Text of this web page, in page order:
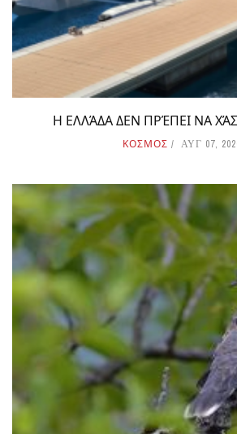
Η ΕΛΛΆΔΑ ΔΕΝ ΠΡΈΠΕΙ ΝΑ
ΚΟΣΜΟΣ ΑΥΓ 07,